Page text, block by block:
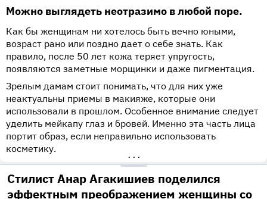
Можно выглядеть неотразимо в любой поре.
Как бы женщинам ни хотелось быть вечно юными,
возраст рано или поздно дает о себе знать. Как
правило, после 50 лет кожа теряет упругость,
появляются заметные морщинки и даже пигментация.
Зрелым дамам стоит понимать, что для них уже
неактуальны приемы в макияже, которые они
использовали в прошлом. Особенное внимание следует
уделить мейкапу глаз и бровей. Именно эта часть лица
портит образ, если неправильно использовать
косметику.
•••
Стилист Анар Агакишиев поделился
эффектным преображением женщины со